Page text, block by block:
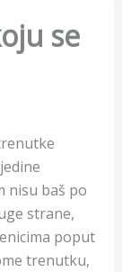
se
nisu baš po
strane,
poput
trenutku,